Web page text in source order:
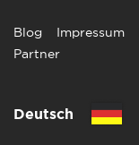
Blog Impressum
Partner
Deutsch